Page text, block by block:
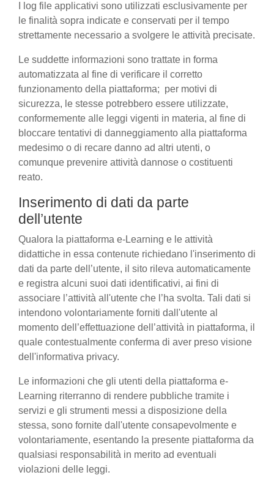
I log file applicativi sono utilizzati esclusivamente per
le finalità sopra indicate e conservati per il tempo
strettamente necessario a svolgere le attività precisate.
Le suddette informazioni sono trattate in forma
automatizzata al fine di verificare il corretto
funzionamento della piattaforma; per motivi di
sicurezza, le stesse potrebbero essere utilizzate,
conformemente alle leggi vigenti in materia, al fine di
bloccare tentativi di danneggiamento alla piattaforma
medesimo o di recare danno ad altri utenti, o
comunque prevenire attività dannose o costituenti
reato.
Inserimento di dati da parte
dell’utente
Qualora la piattaforma e-Learning e le attività
didattiche in essa contenute richiedano l'inserimento di
dati da parte dell’utente, il sito rileva automaticamente
e registra alcuni suoi dati identificativi, ai fini di
associare l’attività all'utente che l’ha svolta. Tali dati si
intendono volontariamente forniti dall'utente al
momento dell’effettuazione dell’attività in piattaforma, il
quale contestualmente conferma di aver preso visione
dell'informativa privacy.
Le informazioni che gli utenti della piattaforma e-
Learning riterranno di rendere pubbliche tramite i
servizi e gli strumenti messi a disposizione della
stessa, sono fornite dall'utente consapevolmente e
volontariamente, esentando la presente piattaforma da
qualsiasi responsabilità in merito ad eventuali
violazioni delle leggi.